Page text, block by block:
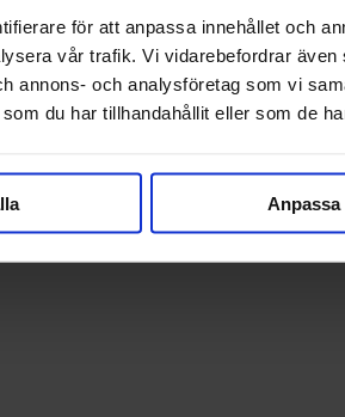
för att anpassa innehållet och
vår trafik. Vi vidarebefordrar
annons- och analysföretag som vi
du har tillhandahållit eller som de
Anpassa